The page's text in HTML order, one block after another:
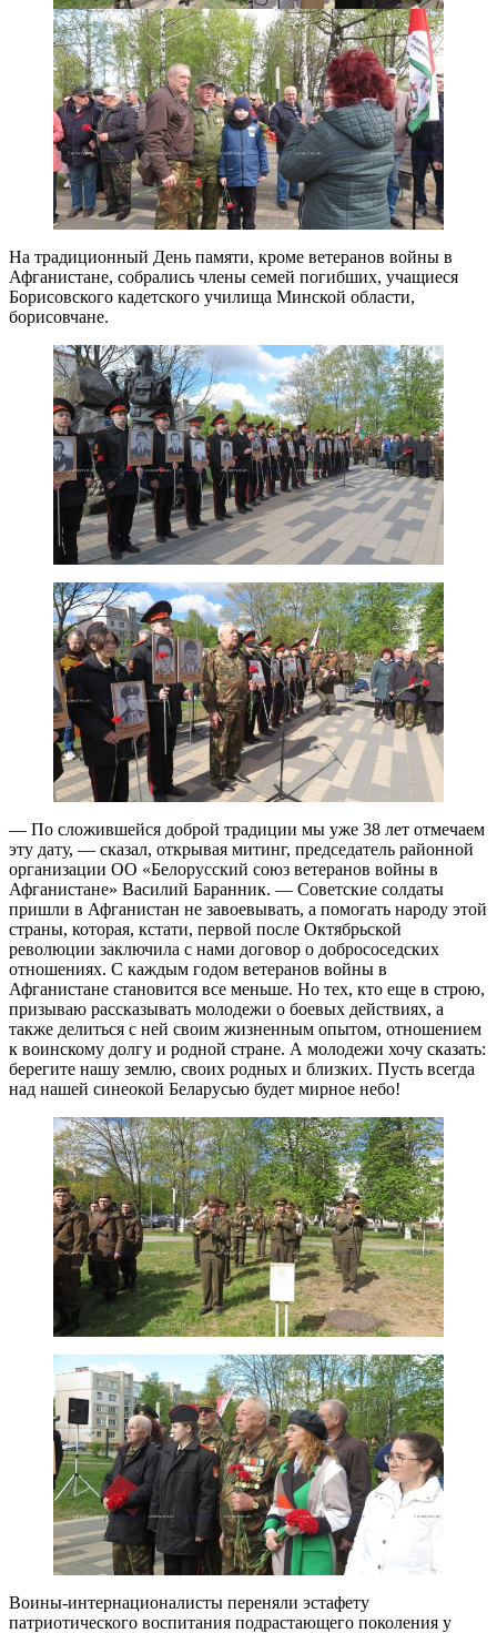
На традиционный День памяти, кроме ветеранов войны в
Афганистане, собрались члены семей погибших, учащиеся
Борисовского кадетского училища Минской области,
борисовчане.
— По сложившейся доброй традиции мы уже 38 лет отмечаем
эту дату, — сказал, открывая митинг, председатель районной
организации ОО «Белорусский союз ветеранов войны в
Афганистане» Василий Баранник. — Советские солдаты
пришли в Афганистан не завоевывать, а помогать народу этой
страны, которая, кстати, первой после Октябрьской
революции заключила с нами договор о добрососедских
отношениях. С каждым годом ветеранов войны в
Афганистане становится все меньше. Но тех, кто еще в строю,
призываю рассказывать молодежи о боевых действиях, а
также делиться с ней своим жизненным опытом, отношением
к воинскому долгу и родной стране. А молодежи хочу сказать:
берегите нашу землю, своих родных и близких. Пусть всегда
над нашей синеокой Беларусью будет мирное небо!
Воины-интернационалисты переняли эстафету
патриотического воспитания подрастающего поколения у